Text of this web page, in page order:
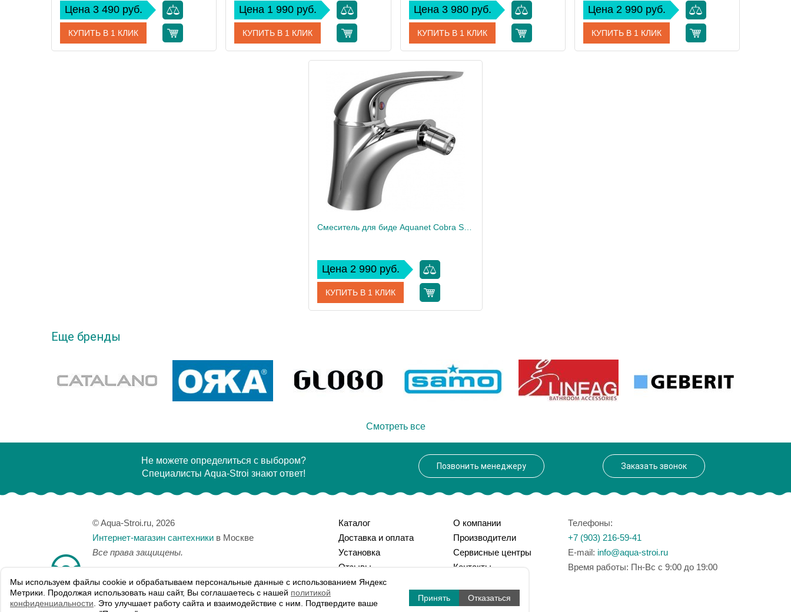
Цена 3 490 руб.
КУПИТЬ В 1 КЛИК
Цена 1 990 руб.
КУПИТЬ В 1 КЛИК
SD20064
Aquanet
179
Цена 3 980 руб.
КУПИТЬ В 1 КЛИК
Артикул
Цена 2 990 руб.
КУПИТЬ В 1 КЛИК
Смеситель для биде Aquanet Cobra SD90364
Цена 2 990 руб.
КУПИТЬ В 1 КЛИК
Высота, мм 128
Еще бренды
Смотреть все
Не можете определиться с выбором?
Специалисты Aqua-Stroi знают ответ!
Позвонить менеджеру Заказать звонок
© Aqua-Stroi.ru, 2026
Интернет-магазин сантехники в Москве
Все права защищены.
Карта сайта
Политика конфиденциальности
Каталог
Доставка и оплата
Установка
Отзывы
Вопрос-ответ
О компании
Производители
Сервисные центры
Контакты
Телефоны:
+7 (903) 216-59-41
E-mail: info@aqua-stroi.ru
Время работы: Пн-Вс с 9:00 до 19:00
Мы используем файлы сookie и обрабатываем персональные данные с использованием Яндекс
Метрики. Продолжая использовать наш сайт, Вы соглашаетесь с нашей политикой
конфиденциальности . Это улучшает работу сайта и взаимодействие с ним. Подтвердите ваше
Принять Отказаться